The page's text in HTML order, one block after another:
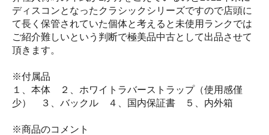
ディスコンとなったクラシックシリーズですので店頭に
て長く保管されていた個体と考えると未使用ランクでは
ご紹介難しいという判断で極美品中古として出品させて
頂きます。
※付属品
１、本体 ２、ホワイトラバーストラップ（使用感僅
少） ３、バックル ４、国内保証書 ５、内外箱
※商品のコメント